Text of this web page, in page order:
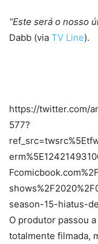
“Este será o nosso
Dabb (via TV Line).
https://twitter.com/
577?
season-15-hiatus-
O produtor passou
totalmente filmada,